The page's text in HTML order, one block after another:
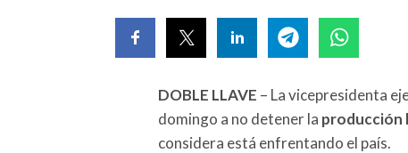
DOBLE LLAVE – La vicepresidenta
domingo a no detener la producción
considera está enfrentando el país.